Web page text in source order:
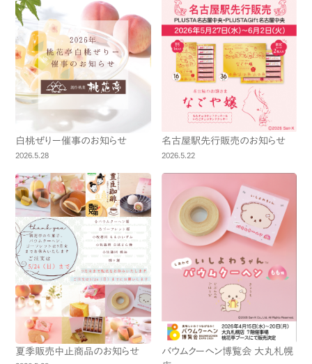
白桃ぜりー催事のお知らせ
2026.5.28
名古屋駅先行販売のお知らせ
2026.5.22
夏季販売中止商品のお知らせ
バウムクーヘン博覧会 大丸札幌